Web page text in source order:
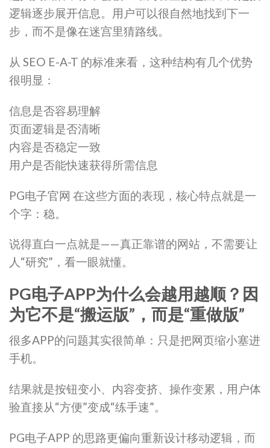
逻辑逐步展开信息。用户可以很自然地找到下一
步，而不是像在迷宫里猜路线。
从 SEO E-A-T 的标准来看，这种结构有几个优势
很明显：
信息是否容易理解
页面逻辑是否清晰
内容是否稳定一致
用户是否能快速获得所需信息
PG电子官网 在这些方面的表现，核心特点就是一
个字：稳。
说得直白一点就是——真正靠谱的网站，不需要让
人“研究”，看一眼就懂。
PG电子APP为什么会越用越顺？因
为它不是“搬运版”，而是“重做版”
很多APP的问题其实很简单：只是把网页缩小塞进
手机。
结果就是按钮变小、内容变挤、操作变累，用户体
验直接从“方便”变成“练手速”。
PG电子APP 的思路更偏向重新设计移动逻辑，而